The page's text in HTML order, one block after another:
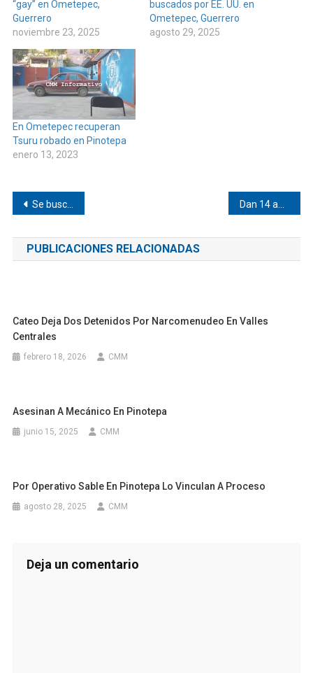
“gay” en Ometepec,
Guerrero
noviembre 23, 2025
buscados por EE. UU. en
Ometepec, Guerrero
agosto 29, 2025
En Ometepec recuperan
Tsuru robado en Pinotepa
enero 13, 2023
Navegación
de
entradas
Se busca a adolescente de Huaxpaltepec
PUBLICACIONES RELACIONADAS
Cateo Deja Dos Detenidos Por Narcomenudeo En Valles
Centrales
febrero 18, 2026 CMM
Asesinan A Mecánico En Pinotepa
junio 15, 2025 CMM
Por Operativo Sable En Pinotepa Lo Vinculan A Proceso
agosto 28, 2025 CMM
Deja un comentario